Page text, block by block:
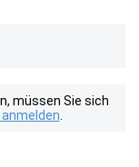
müssen Sie sich